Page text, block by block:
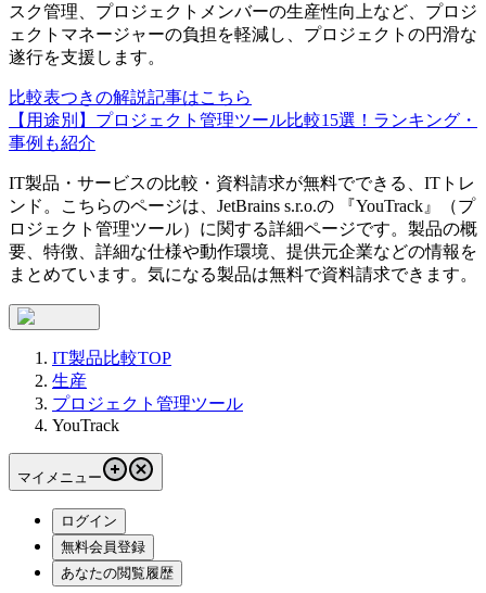
スク管理、プロジェクトメンバーの生産性向上など、プロジ
ェクトマネージャーの負担を軽減し、プロジェクトの円滑な
遂行を支援します。
比較表つきの解説記事はこちら
【用途別】プロジェクト管理ツール比較15選！ランキング・
事例も紹介
IT製品・サービスの比較・資料請求が無料でできる、ITトレ
ンド。こちらのページは、 JetBrains s.r.o.の 『YouTrack 』（プ
ロジェクト管理ツール）に関する詳細ページです。製品の概
要、特徴、詳細な仕様や動作環境、提供元企業などの情報を
まとめています。気になる製品は無料で資料請求できます。
IT製品比較TOP
生産
プロジェクト管理ツール
YouTrack
マイメニュー
ログイン
無料会員登録
あなたの閲覧履歴